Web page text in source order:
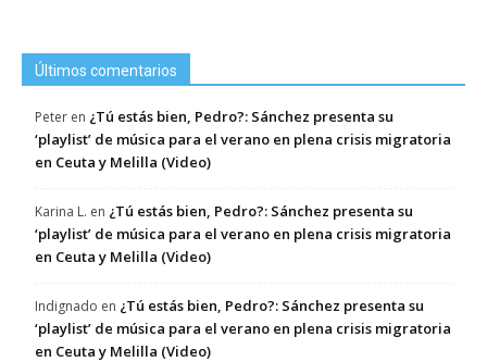
Últimos comentarios
Peter en ¿Tú estás bien, Pedro?: Sánchez presenta su
‘playlist’ de música para el verano en plena crisis migratoria
en Ceuta y Melilla (Video)
Karina L. en ¿Tú estás bien, Pedro?: Sánchez presenta su
‘playlist’ de música para el verano en plena crisis migratoria
en Ceuta y Melilla (Video)
Indignado en ¿Tú estás bien, Pedro?: Sánchez presenta su
‘playlist’ de música para el verano en plena crisis migratoria
en Ceuta y Melilla (Video)